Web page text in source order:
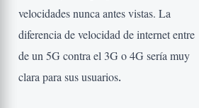
velocidades nunca antes vistas. La
diferencia de velocidad de internet entre
de un 5G contra el 3G o 4G sería muy
clara para sus usuarios.